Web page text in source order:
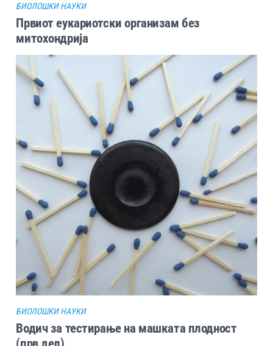
БИОЛОШКИ НАУКИ
Првиот еукариотски организам без
митохондрија
БИОЛОШКИ НАУКИ
Водич за тестирање на машката плодност